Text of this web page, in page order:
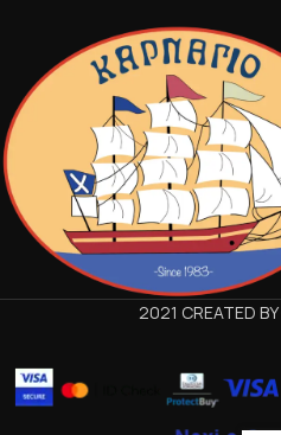
2021 CREATED BY